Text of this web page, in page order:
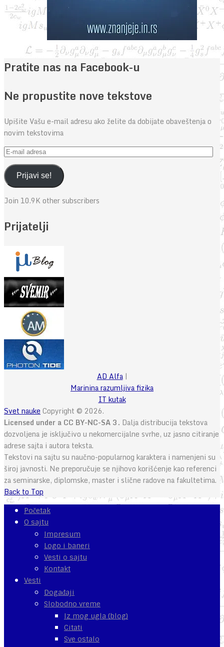
Pratite nas na Facebook-u
Ne propustite nove tekstove
Upišite Vašu e-mail adresu ako želite da dobijate obaveštenja o
novim tekstovima
E-
mail
adresaPrijavi se!
Join 10.9K other subscribers
Prijatelji
AD Alfa|
Marinina razumljiva fizika
IT kutak
Svet nauke Copyright © 2026.
Licensed under a CC BY-NC-SA 3. Dalja distribucija tekstova
dozvoljena je isključivo u nekomercijalne svrhe, uz jasno citiranje
adrese sajta i autora teksta.
Tekstovi na sajtu su naučno-popularnog karaktera i namenjeni su
široj javnosti. Ne preporučuje se njihovo korišćenje kao referenci
za seminarske, diplomske, master i slične radove na fakultetima.
Back to Top
Početak
O sajtu
Impresum
Logo i baneri
Vesti o sajtu
Kontakt
Vesti
Događaji
Slobodno vreme
Iz mog ugla (blog)
Citati
Sve ostalo